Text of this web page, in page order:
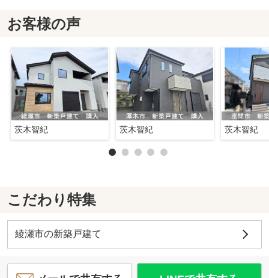
お客様の声
茨木智紀 茨木智紀 茨木智紀
こだわり特集
綾瀬市の新築戸建て